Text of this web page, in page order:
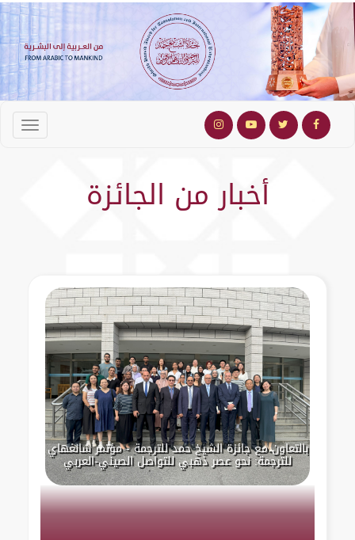
أخبار من الجائزة
بالتعاون مع جائزة الشيخ حمد للترجمة - مؤتمر شانغهاي
للترجمة: نحو عصر ذهبي للتواصل الصيني-العربي